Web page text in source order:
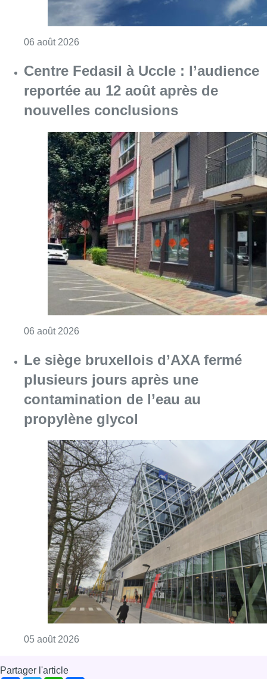
06 août 2026
Centre Fedasil à Uccle : l’audience
reportée au 12 août après de
nouvelles conclusions
06 août 2026
Le siège bruxellois d’AXA fermé
plusieurs jours après une
contamination de l’eau au
propylène glycol
05 août 2026
Partager l'article